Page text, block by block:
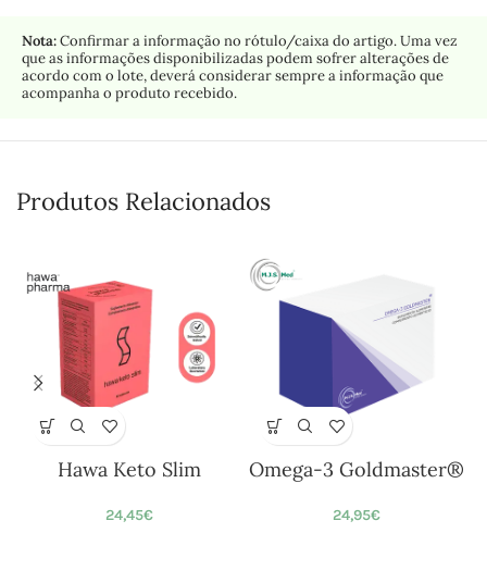
Nota:Confirmar a informação no rótulo/caixa do artigo. Uma vez
que as informações disponibilizadas podem sofrer alterações de
acordo com o lote, deverá considerar sempre a informação que
acompanha o produto recebido.
Produtos Relacionados
Hawa Keto Slim
24,45€
Omega-3 Goldmaster®
24,95€